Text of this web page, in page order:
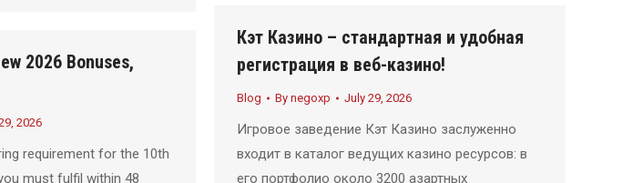
Кэт Казино – стандартная и удобная
регистрация в веб-казино!
Blog By negoxp July 29, 2026
Игровое заведение Кэт Казино заслуженно
входит в каталог ведущих казино ресурсов: в
его портфолио около 3200 азартных
2026 Bonuses,
2026
requirement for the 10th
must fulfil within 48